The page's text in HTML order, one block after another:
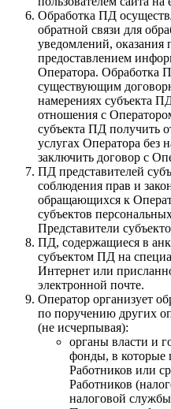
Обработка ПД
обратной связи для
уведомлений, оказания
предоставлением
Оператора. Обработка
существующим
намерениях субъекта
отношения с
субъекта ПД получить
услугах Оператора без
заключить договор с
ПД представителей
соблюдения прав и
обращающихся к
субъектов
Представители
ПД, содержащиеся в
субъектом ПД на
Интернет или
электронной почте.
Оператор организует
по поручению других
(не исчерпывая):
органы власти и
фонды, в которые
Работников или
Работников
налоговой